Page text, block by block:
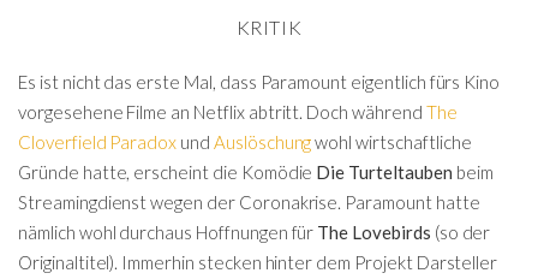
KRITIK
Es ist nicht das erste Mal, dass Paramount eigentlich fürs Kino
vorgesehene Filme an Netflix abtritt. Doch während The
Cloverfield Paradox und Auslöschungwohl wirtschaftliche
Gründe hatte, erscheint die Komödie Die Turteltauben beim
Streamingdienst wegen der Coronakrise. Paramount hatte
nämlich wohl durchaus Hoffnungen für The Lovebirds (so der
Originaltitel). Immerhin stecken hinter dem Projekt Darsteller